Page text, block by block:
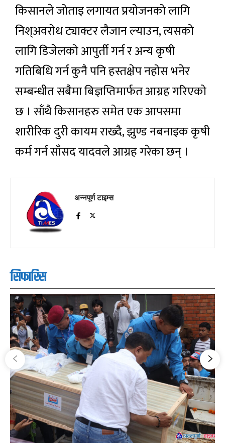
किसानले जोताइ लगायत प्रयोजनको लागि
निश्अवरोध ट्याक्टर लैजान ल्याउन, त्यसको
लागि डिजेलको आपुर्ती गर्न र अन्य कृषी
गतिबिधि गर्न कुनै पनि हस्तक्षेप नहोस भनेर
सम्बन्धीत सबैमा बिज्ञप्तिमार्फत आग्रह गरिएको
छ । साँथै किसानहरु समेत एक आपसमा
शारीरिक दुरी कायम राख्दै, झुण्ड नबनाइक कृषी
कर्म गर्न साँसद यादवले आग्रह गरेका छन् ।
अन्नपूर्ण टाइम्स
सिफारिस